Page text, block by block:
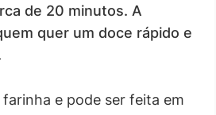
de 20 minutos. A
quer um doce rápido e
e pode ser feita em